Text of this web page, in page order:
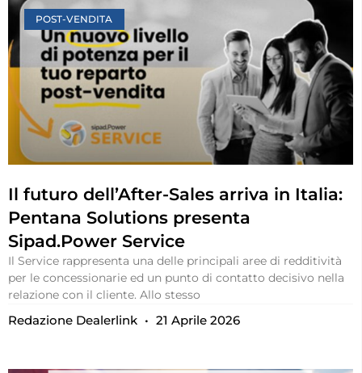
POST-VENDITA
Il futuro dell’After-Sales arriva in Italia:
Pentana Solutions presenta
Sipad.Power Service
Il Service rappresenta una delle principali aree di redditività
per le concessionarie ed un punto di contatto decisivo nella
relazione con il cliente. Allo stesso
Redazione Dealerlink 21 Aprile 2026